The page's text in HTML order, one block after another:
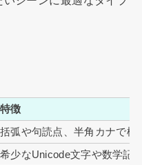
特徴
括弧や句読点、半角カナで構
希少なUnicode文字や数学記